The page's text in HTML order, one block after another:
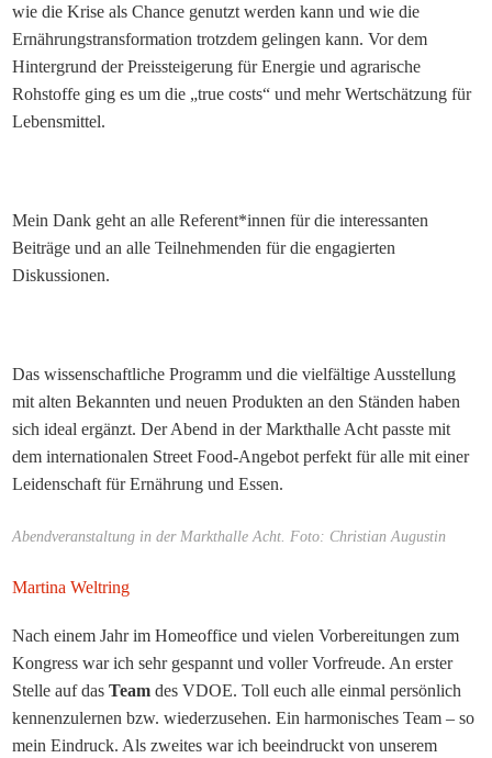
wie die Krise als Chance genutzt werden kann und wie die
Ernährungstransformation trotzdem gelingen kann. Vor dem
Hintergrund der Preissteigerung für Energie und agrarische
Rohstoffe ging es um die „true costs“ und mehr Wertschätzung für
Lebensmittel.
Mein Dank geht an alle Referent*innen für die interessanten
Beiträge und an alle Teilnehmenden für die engagierten
Diskussionen.
Das wissenschaftliche Programm und die vielfältige Ausstellung
mit alten Bekannten und neuen Produkten an den Ständen haben
sich ideal ergänzt. Der Abend in der Markthalle Acht passte mit
dem internationalen Street Food-Angebot perfekt für alle mit einer
Leidenschaft für Ernährung und Essen.
Abendveranstaltung in der Markthalle Acht. Foto: Christian Augustin
Martina Weltring
Nach einem Jahr im Homeoffice und vielen Vorbereitungen zum
Kongress war ich sehr gespannt und voller Vorfreude. An erster
Stelle auf dasTeam des VDOE. Toll euch alle einmal persönlich
kennenzulernen bzw. wiederzusehen. Ein harmonisches Team – so
mein Eindruck. Als zweites war ich beeindruckt von unserem